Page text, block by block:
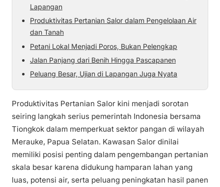
Lapangan
Produktivitas Pertanian Salor dalam Pengelolaan Air
dan Tanah
Petani Lokal Menjadi Poros, Bukan Pelengkap
Jalan Panjang dari Benih Hingga Pascapanen
Peluang Besar, Ujian di Lapangan Juga Nyata
Produktivitas Pertanian Salor kini menjadi sorotan
seiring langkah serius pemerintah Indonesia bersama
Tiongkok dalam memperkuat sektor pangan di wilayah
Merauke, Papua Selatan. Kawasan Salor dinilai
memiliki posisi penting dalam pengembangan pertanian
skala besar karena didukung hamparan lahan yang
luas, potensi air, serta peluang peningkatan hasil panen